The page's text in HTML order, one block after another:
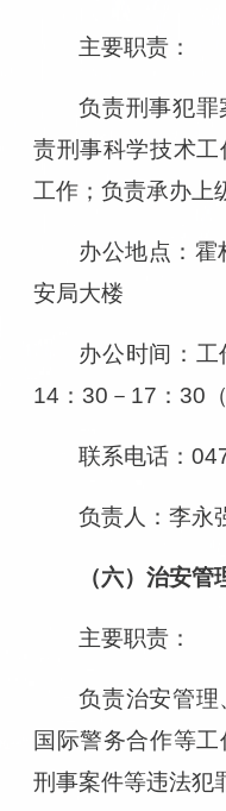
主要职责：
负责刑事犯罪
责刑事科学技术
工作；负责承办上
办公地点：霍
安局大楼
办公时间：
14：30－17：30
联系电话：
负责人 ：李永
（六）治安管
主要职责：
负责治安管理
国际警务合作等
刑事案件等违法犯